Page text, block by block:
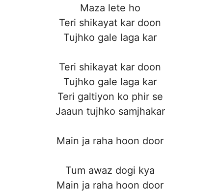
Maza lete ho
Teri shikayat kar doon
Tujhko gale laga kar
Teri shikayat kar doon
Tujhko gale laga kar
Teri galtiyon ko phir se
Jaaun tujhko samjhakar
Main ja raha hoon door
Tum awaz dogi kya
Main ja raha hoon door